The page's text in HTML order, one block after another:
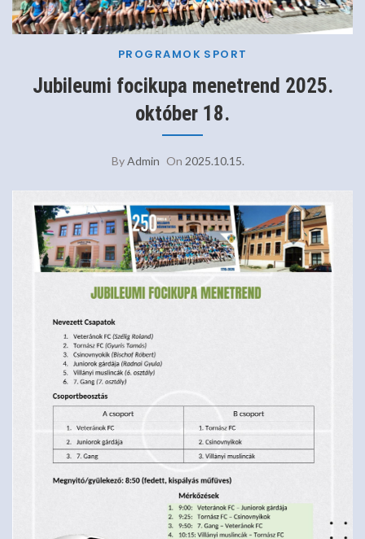
PROGRAMOK SPORT
Jubileumi focikupa menetrend 2025.
október 18.
ByAdmin On 2025.10.15.